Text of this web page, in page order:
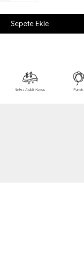
Sepete Ekle
Nefes Alabilir Kumaş Pamuk